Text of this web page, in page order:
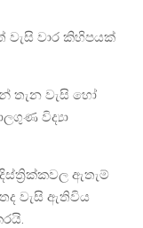
වැසි වාර කිහිපයක්
තැන වැසි හෝ
විද්‍යා
ඇතැම්
වැසි ඇතිවිය